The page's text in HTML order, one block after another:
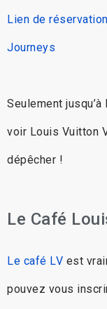
Lien de
Journeys
Seulement
voir Louis Vuitton
dépêcher !
Le Café
Le café LV est
pouvez vous